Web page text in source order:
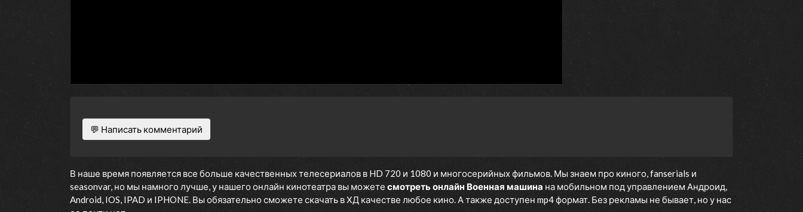
💬 Написать комментарий
В наше время появляется все больше качественных телесериалов в HD 720 и 1080 и многосерийных фильмов. Мы знаем про киного, fanserials и
seasonvar, но мы намного лучше, у нашего онлайн кинотеатра вы можете смотреть онлайн Военная машина на мобильном под управлением Андроид,
Android, IOS, IPAD и IPHONE. Вы обязательно сможете скачать в ХД качестве любое кино. А также доступен mp4 формат. Без рекламы не бывает, но у нас